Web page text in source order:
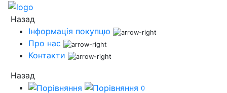
Назад
Інформація покупцю
Про нас
Контакти
Назад
0